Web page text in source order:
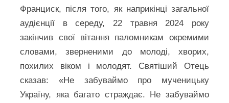
Франциск, після того, як наприкінці загальної
аудієнції в середу, 22 травня 2024 року
закінчив свої вітання паломникам окремими
словами, зверненими до молоді, хворих,
похилих віком і молодят. Святіший Отець
сказав: «Не забуваймо про мученицьку
Україну, яка багато страждає. Не забуваймо